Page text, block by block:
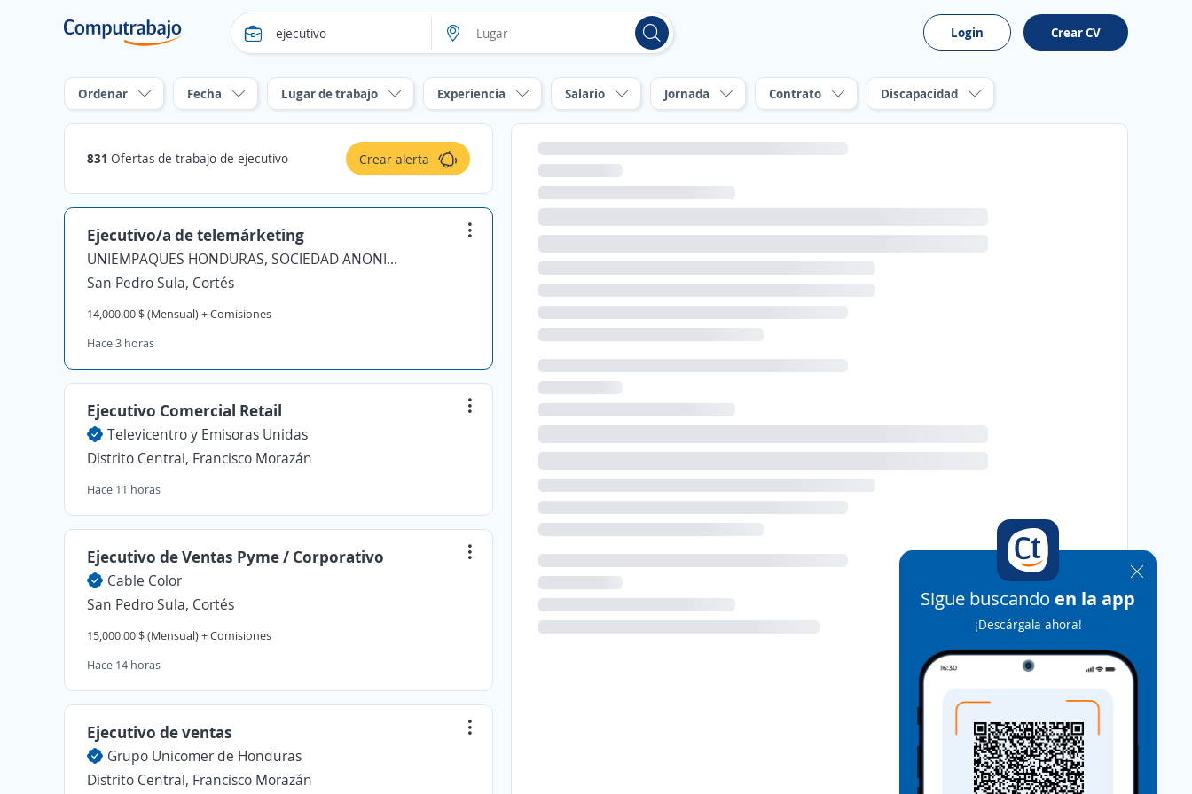
Login Crear CV
Ordenar Fecha Lugar de trabajo Experiencia Salario Jornada Contrato Discapacidad
831 Ofertas de trabajo de ejecutivo Crear alerta
Ejecutivo/a de telemárketing
UNIEMPAQUES HONDURAS, SOCIEDAD ANONIMA DE CAPITAL VARIABLE
San Pedro Sula, Cortés
14,000.00 $ (Mensual) + Comisiones
Hace 3 horas
Ejecutivo Comercial Retail
Televicentro y Emisoras Unidas
Distrito Central, Francisco Morazán
Hace 11 horas
Ejecutivo de Ventas Pyme / Corporativo
Cable Color
San Pedro Sula, Cortés
15,000.00 $ (Mensual) + Comisiones
Hace 14 horas
Ejecutivo de ventas
Grupo Unicomer de Honduras
Distrito Central, Francisco Morazán
Sigue buscando en la app
¡Descárgala ahora!